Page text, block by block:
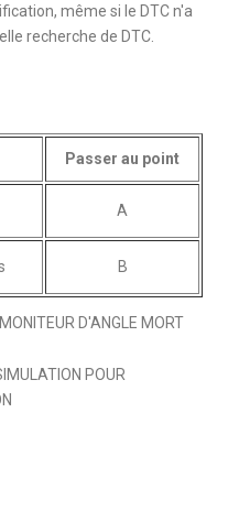
même si le DTC n'a
recherche de DTC.
Passer au point
A
B
D'ANGLE MORT
POUR